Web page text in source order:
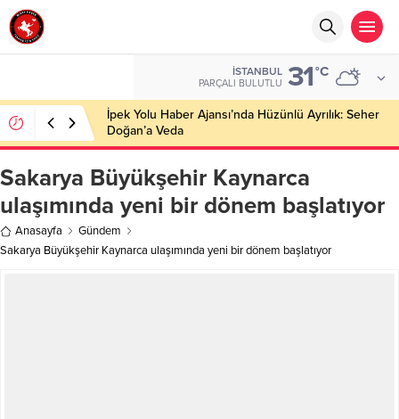
İSTANBUL
PARÇALI BULUTLU 31°C
İpek Yolu Haber Ajansı’nda Hüzünlü Ayrılık: Seher
Doğan’a Veda
Sakarya Büyükşehir Kaynarca
ulaşımında yeni bir dönem başlatıyor
Anasayfa
Gündem
Sakarya Büyükşehir Kaynarca ulaşımında yeni bir dönem başlatıyor